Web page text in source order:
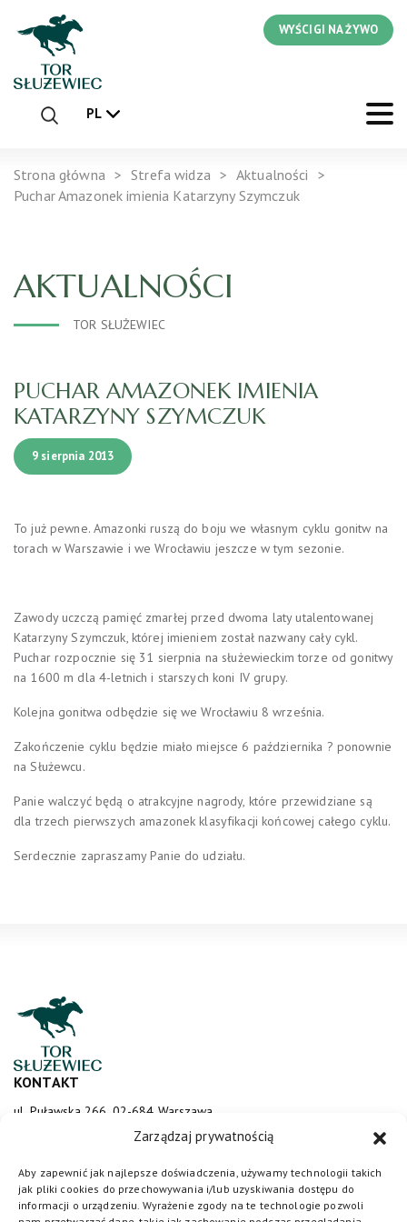
Zarządzaj prywatnością
Aby zapewnić jak najlepsze doświadczenia, używamy technologii takich
jak pliki cookies do przechowywania i/lub uzyskiwania dostępu do
informacji o urządzeniu. Wyrażenie zgody na te technologie pozwoli
WYŚCIGI NA ŻYWO
PL
Strona główna Strefa widza
Aktualności
Puchar Amazonek imienia Katarzyny Szymczuk
AKTUALNOŚCI
TOR SŁUŻEWIEC
PUCHAR AMAZONEK IMIENIA
KATARZYNY SZYMCZUK
9 sierpnia 2013
To już pewne. Amazonki ruszą do boju we własnym cyklu gonitw na
torach w Warszawie i we Wrocławiu jeszcze w tym sezonie.
Zawody uczczą pamięć zmarłej przed dwoma laty utalentowanej
Katarzyny Szymczuk, której imieniem został nazwany cały cykl.
Puchar rozpocznie się 31 sierpnia na służewieckim torze od gonitwy
na 1600 m dla 4-letnich i starszych koni IV grupy.
Kolejna gonitwa odbędzie się we Wrocławiu 8 września.
Zakończenie cyklu będzie miało miejsce 6 października ? ponownie
na Służewcu.
Panie walczyć będą o atrakcyjne nagrody, które przewidziane są
dla trzech pierwszych amazonek klasyfikacji końcowej całego cyklu.
Serdecznie zapraszamy Panie do udziału.
KONTAKT
ul. Puławska 266, 02-684 Warszawa
sluzewiec@totalizator.pl
KONTAKT DLA MEDIÓW
media@torsluzewiec.pl